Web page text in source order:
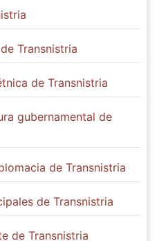
Transnistria
de Transnistria
gubernamental de
de Transnistria
de Transnistria
de Transnistria